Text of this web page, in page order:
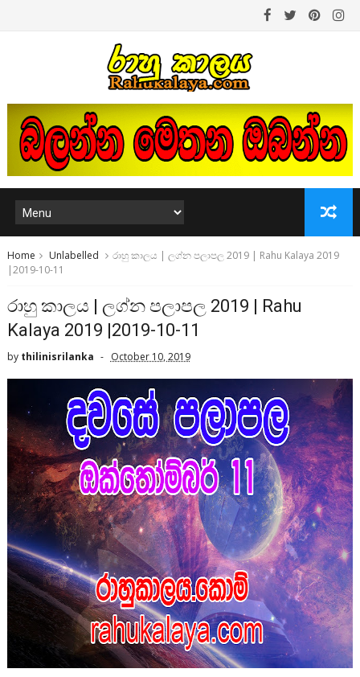
Home Unlabelled
රාහු කාලය | ලග්න පලාපල 2019 | Rahu Kalaya 2019
|2019-10-11
රාහු කාලය | ලග්න පලාපල 2019 | Rahu
Kalaya 2019 |2019-10-11
by thilinisrilanka October 10, 2019